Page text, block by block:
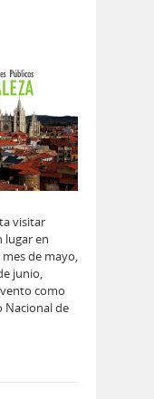
visitar
lugar en
de mayo,
junio,
como
Nacional de